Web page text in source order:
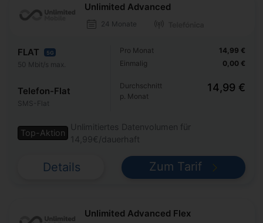
Unlimited Advanced
24 Monate
FLAT 5G
50 Mbit/s max.
Telefon-Flat
SMS-Flat
Pro Monat
Einmalig
14,99 €
0,00 €
Durchschnitt
p. Monat
14,99 €
Top-Aktion
Unlimitiertes Datenvolumen für
14,99€/dauerhaft
Details Zum Tarif
Unlimited Advanced Flex